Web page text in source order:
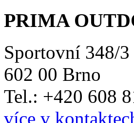
PRIMA
Sportovní 348/3
602 00 Brno
Tel.: +420 608
více v